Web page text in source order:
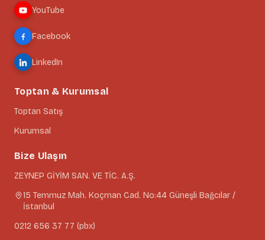
YouTube
Facebook
LinkedIn
Toptan & Kurumsal
Toptan Satış
Kurumsal
Bize Ulaşın
ZEYNEP GİYİM SAN. VE TİC. A.Ş.
15 Temmuz Mah. Koçman Cad. No:44 Güneşli Bağcılar /
İstanbul
0212 656 37 77 (pbx)